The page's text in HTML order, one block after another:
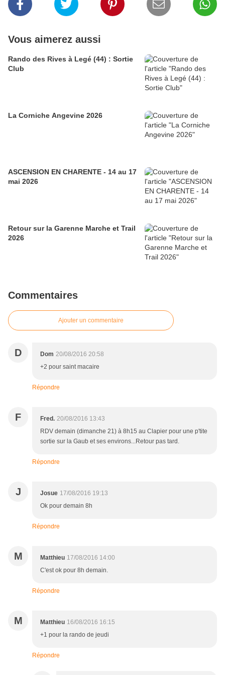
Vous aimerez aussi
Rando des Rives à Legé (44) : Sortie
Club
La Corniche Angevine 2026
ASCENSION EN CHARENTE - 14 au 17
mai 2026
Retour sur la Garenne Marche et Trail
2026
Commentaires
Ajouter un commentaire
D Dom 20/08/2016 20:58
+2 pour saint macaire
Répondre
F Fred. 20/08/2016 13:43
RDV demain (dimanche 21) à 8h15 au Clapier pour une p'tite
sortie sur la Gaub et ses environs...Retour pas tard.
Répondre
J Josue 17/08/2016 19:13
Ok pour demain 8h
Répondre
M Matthieu 17/08/2016 14:00
C'est ok pour 8h demain.
Répondre
M Matthieu 16/08/2016 16:15
+1 pour la rando de jeudi
Répondre